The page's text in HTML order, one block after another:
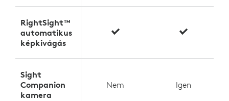
RightSight™
automatikus
képkivágás
Sight
Companion
kamera
Nem Igen